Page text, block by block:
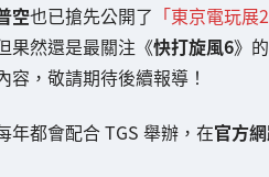
空也已搶先公開了 「東京電玩
果然還是最關注《快打旋風6》
，敬請期待後續報導！
年都會配合 TGS 舉辦，在官方